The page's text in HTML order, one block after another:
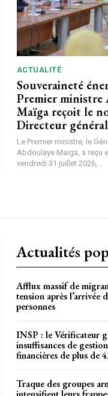
ACTUALITÉ
Souveraineté
Premier ministre
Maïga reçoit le
Directeur
Le Premier ministre, le
Abdoulaye Maïga, a reçu
vendredi 31 juillet 2026,...
Actualités
Afflux massif de
tension après l’arrivée
personnes
INSP : le Vérificateur
insuffisances de
financières de plus de
Traque des groupes